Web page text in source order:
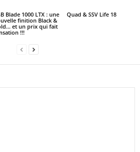
Blade 1000 LTX : une
finition Black &
et un prix qui fait
!!!
Quad & SSV Life 18